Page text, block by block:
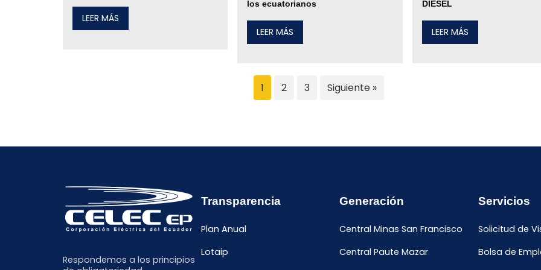
LEER MÁS
los ecuatorianos
LEER MÁS
DIÉSEL
LEER MÁS
1 2 3 Siguiente »
Respondemos a los principios
Transparencia
Plan Anual
Lotaip
Generación
Central Minas San Francisco
Central Paute Mazar
Servicios
Solicitud de
Bolsa de